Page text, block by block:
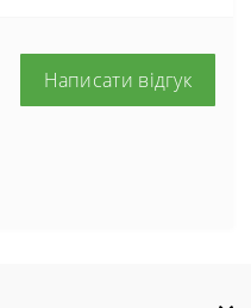
Написати відгук